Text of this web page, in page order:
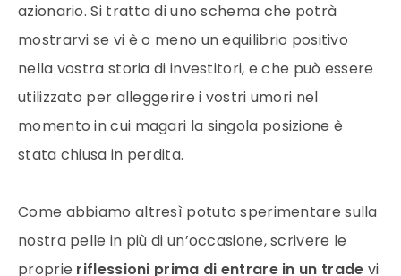
azionario. Si tratta di uno schema che potrà
mostrarvi se vi è o meno un equilibrio positivo
nella vostra storia di investitori, e che può essere
utilizzato per alleggerire i vostri umori nel
momento in cui magari la singola posizione è
stata chiusa in perdita.
Come abbiamo altresì potuto sperimentare sulla
nostra pelle in più di un’occasione, scrivere le
proprie riflessioni prima di entrare in un trade vi